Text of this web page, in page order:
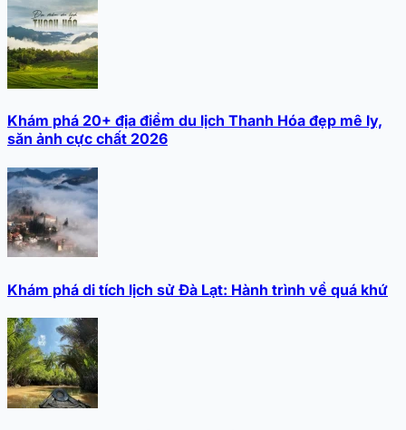
Khám phá 20+ địa điểm du lịch Thanh Hóa đẹp mê ly,
săn ảnh cực chất 2026
Khám phá di tích lịch sử Đà Lạt: Hành trình về quá khứ